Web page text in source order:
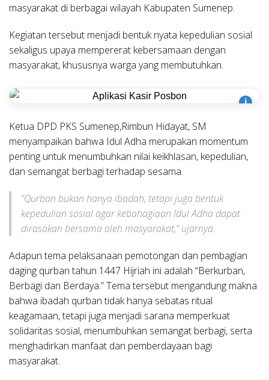
masyarakat di berbagai wilayah Kabupaten Sumenep.
Kegiatan tersebut menjadi bentuk nyata kepedulian sosial
sekaligus upaya mempererat kebersamaan dengan
masyarakat, khususnya warga yang membutuhkan.
i
Ketua DPD PKS Sumenep,Rimbun Hidayat, SM
menyampaikan bahwa Idul Adha merupakan momentum
penting untuk menumbuhkan nilai keikhlasan, kepedulian,
dan semangat berbagi terhadap sesama.
“Qurban bukan hanya ibadah, tetapi juga bentuk
kepedulian sosial agar kebahagiaan Idul Adha dapat
dirasakan bersama oleh masyarakat,” ujarnya.
Adapun tema pelaksanaan pemotongan dan pembagian
daging qurban tahun 1447 Hijriah ini adalah “Berkurban,
Berbagi dan Berdaya.” Tema tersebut mengandung makna
bahwa ibadah qurban tidak hanya sebatas ritual
keagamaan, tetapi juga menjadi sarana memperkuat
solidaritas sosial, menumbuhkan semangat berbagi, serta
menghadirkan manfaat dan pemberdayaan bagi
masyarakat.